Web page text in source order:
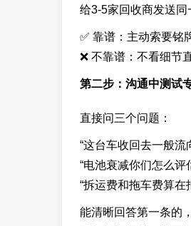
给3-5家回收商发送同
✅ 靠谱：主动索要铭
❌ 不靠谱：不看细节
第二步：沟通中测试
直接问三个问题：
“这台车收回去一般流
“电池衰减你们怎么评
“拆运费和拖车费算在
能清晰回答第一条的